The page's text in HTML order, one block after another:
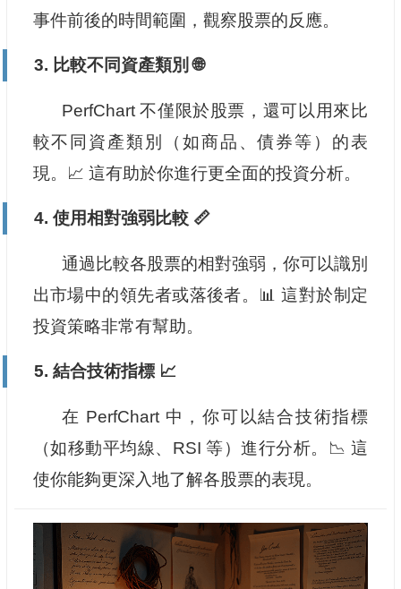
事件前後的時間範圍，觀察股票的反應。
3. 比較不同資產類別 🌐
PerfChart 不僅限於股票，還可以用來比
較不同資產類別（如商品、債券等）的表
現。📈 這有助於你進行更全面的投資分析。
4. 使用相對強弱比較 📏
通過比較各股票的相對強弱，你可以識別
出市場中的領先者或落後者。📊 這對於制定
投資策略非常有幫助。
5. 結合技術指標 📈
在 PerfChart 中，你可以結合技術指標
（如移動平均線、RSI 等）進行分析。📉 這
使你能夠更深入地了解各股票的表現。